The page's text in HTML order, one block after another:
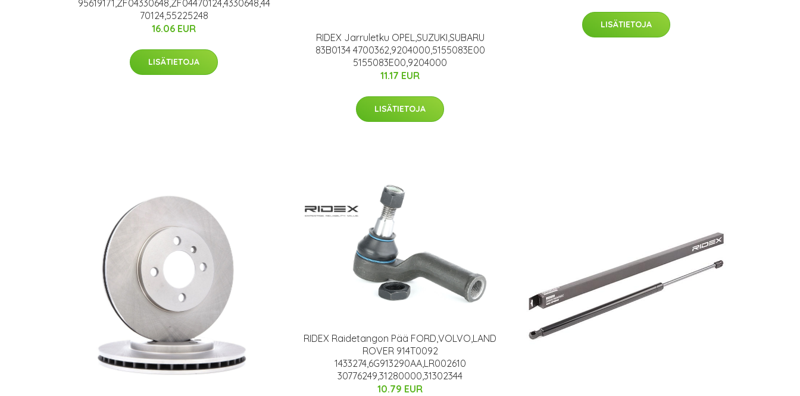
95619171,ZF04330648,ZF04470124,4330648,44
70124,55225248
16.06 EUR
LISÄTIETOJA
RIDEX Jarruletku OPEL,SUZUKI,SUBARU
83B0134 4700362,9204000,5155083E00
5155083E00,9204000
11.17 EUR
LISÄTIETOJA
LISÄTIETOJA
RIDEX Raidetangon Pää FORD,VOLVO,LAND
ROVER 914T0092
1433274,6G913290AA,LR002610
30776249,31280000,31302344
10.79 EUR